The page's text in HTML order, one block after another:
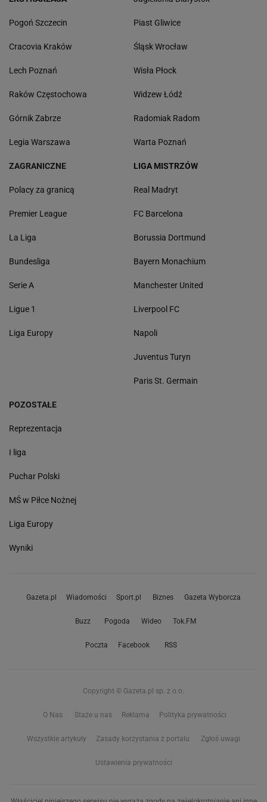
Pogoń Szczecin
Cracovia Kraków
Lech Poznań
Raków Częstochowa
Górnik Zabrze
Legia Warszawa
Piast Gliwice
Śląsk Wrocław
Wisła Płock
Widzew Łódź
Radomiak Radom
Warta Poznań
ZAGRANICZNE
Polacy za granicą
Premier League
La Liga
Bundesliga
Serie A
Ligue 1
Liga Europy
LIGA MISTRZÓW
Real Madryt
FC Barcelona
Borussia Dortmund
Bayern Monachium
Manchester United
Liverpool FC
Napoli
Juventus Turyn
Paris St. Germain
POZOSTAŁE
Reprezentacja
I liga
Puchar Polski
MŚ w Piłce Nożnej
Liga Europy
Wyniki
Gazeta.pl Wiadomości Sport.pl Biznes Gazeta Wyborcza
Buzz Pogoda Wideo Tok.FM
Poczta Facebook RSS
Copyright © Gazeta.pl sp. z o.o.
O Nas Staże u nas Reklama Polityka prywatności
Wszystkie artykuły Zasady korzystania z portalu Zgłoś uwagi
Ustawienia prywatności